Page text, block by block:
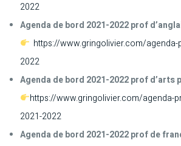
2022
Agenda de bord 2021-2022 prof
https://www.gringolivier.com/
2022
Agenda de bord 2021-2022 prof d’arts
https://www.gringolivier.com/agenda-
2021-2022
Agenda de bord 2021-2022 prof de